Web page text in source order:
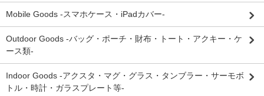
Mobile Goods -スマホケース・iPadカバー-
Outdoor Goods -バッグ・ポーチ・財布・トート・アクキー・ケ
ース類-
Indoor Goods -アクスタ・マグ・グラス・タンブラー・サーモボ
トル・時計・ガラスプレート等-